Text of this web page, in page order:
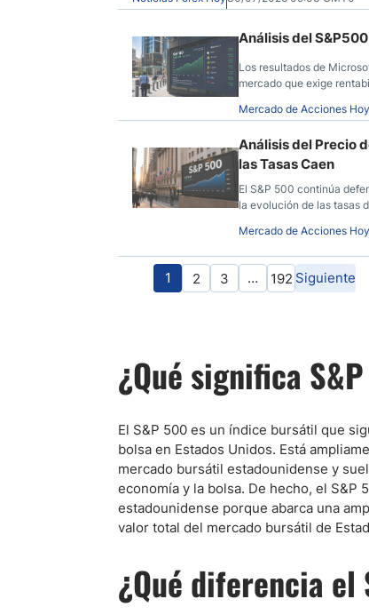
Análisis del
Los resultados de
mercado que exige
Mercado de Acciones Hoy
Análisis del Precio
las Tasas Caen
El S&P 500 continúa
la evolución de las tasas
Mercado de Acciones Hoy
1 2 3 … 192 Siguiente
¿Qué significa
El S&P 500 es un índice bursátil que
bolsa en Estados Unidos. Está
mercado bursátil estadounidense y
economía y la bolsa. De hecho, el
estadounidense porque abarca una
valor total del mercado bursátil de
¿Qué diferencia el